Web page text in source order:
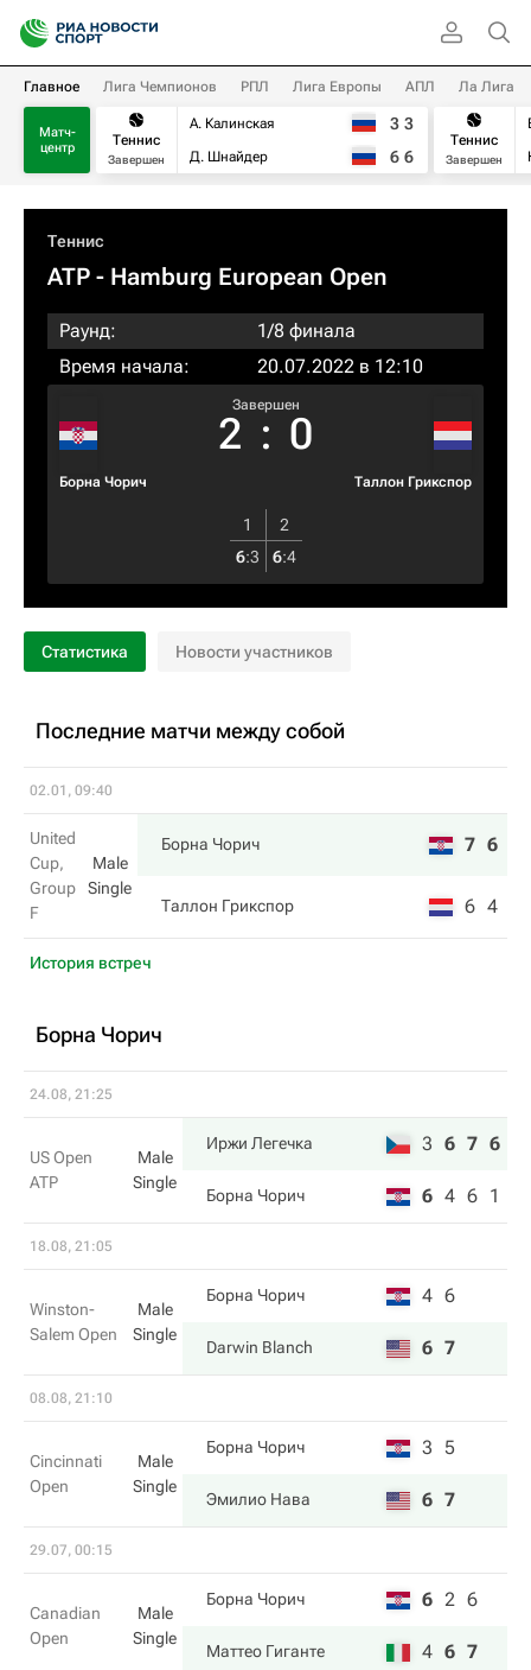
Главное Лига Чемпионов РПЛ Лига Европы АПЛ Ла Лига
Матч-
центр
Теннис
Завершен
А. Калинская
Д. Шнайдер
3 3
6 6
Теннис
Завершен
Теннис
ATP - Hamburg European Open
Раунд:
1/8 финала
Время начала:
20.07.2022 в 12:10
Борна Чорич
Завершен
2 : 0
Таллон Грикспор
1
2
6:3 6:4
Статистика Новости участников
Последние матчи между собой
02.01, 09:40
United
Cup,
Group
F
Male
Single
Борна Чорич 7 6
Таллон Грикспор 6 4
История встреч
Борна Чорич
24.08, 21:25
US Open
ATP
Male
Single
Иржи Легечка 3 6 7 6
Борна Чорич 6 4 6 1
18.08, 21:05
Winston-
Salem Open
Male
Single
Борна Чорич 4 6
Darwin Blanch 6 7
08.08, 21:10
Cincinnati
Open
Male
Single
Борна Чорич 3 5
Эмилио Нава 6 7
29.07, 00:15
Canadian
Open
Male
Single
Борна Чорич 6 2 6
Маттео Гиганте 4 6 7